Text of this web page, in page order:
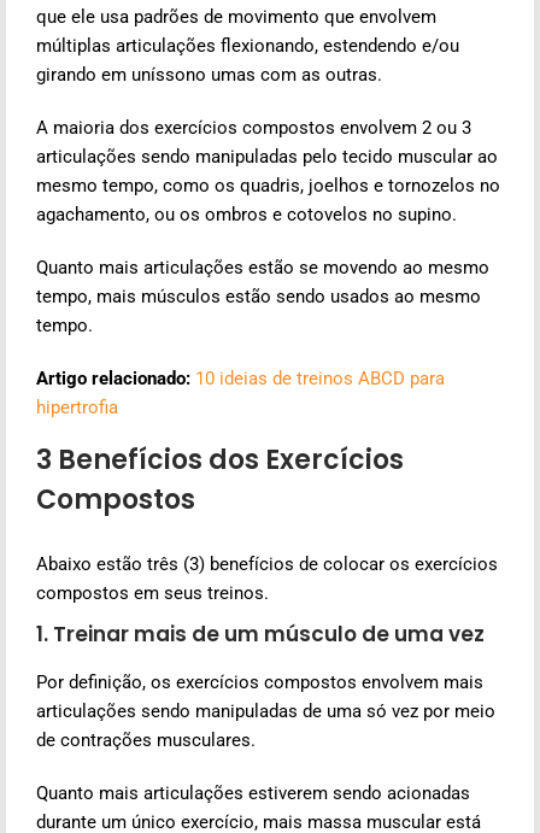
que ele usa padrões de movimento que envolvem
múltiplas articulações flexionando, estendendo e/ou
girando em uníssono umas com as outras.
A maioria dos exercícios compostos envolvem 2 ou 3
articulações sendo manipuladas pelo tecido muscular ao
mesmo tempo, como os quadris, joelhos e tornozelos no
agachamento, ou os ombros e cotovelos no supino.
Quanto mais articulações estão se movendo ao mesmo
tempo, mais músculos estão sendo usados ao mesmo
tempo.
Artigo relacionado: 10 ideias de treinos ABCD para
hipertrofia
3 Benefícios dos Exercícios
Compostos
Abaixo estão três (3) benefícios de colocar os exercícios
compostos em seus treinos.
1. Treinar mais de um músculo de uma vez
Por definição, os exercícios compostos envolvem mais
articulações sendo manipuladas de uma só vez por meio
de contrações musculares.
Quanto mais articulações estiverem sendo acionadas
durante um único exercício, mais massa muscular está